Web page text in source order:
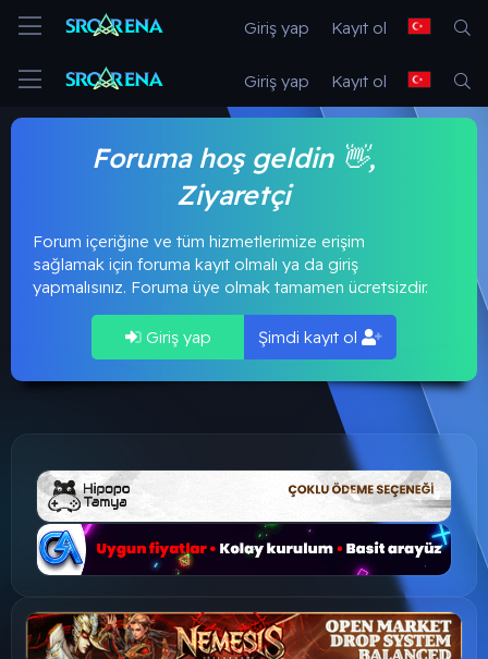
Giriş yap Kayıt ol
Giriş yap Kayıt ol
Foruma hoş geldin 👋,
Ziyaretçi
Forum içeriğine ve tüm hizmetlerimize erişim
sağlamak için foruma kayıt olmalı ya da giriş
yapmalısınız. Foruma üye olmak tamamen ücretsizdir.
Giriş yap Şimdi kayıt ol